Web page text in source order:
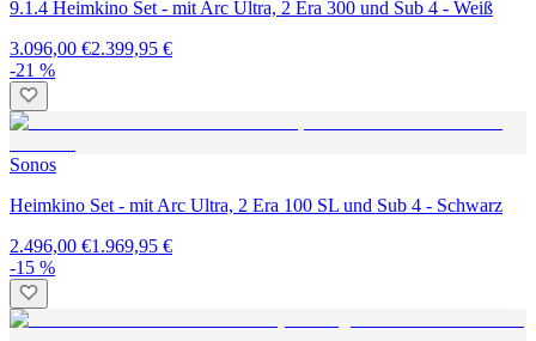
9.1.4 Heimkino Set - mit Arc Ultra, 2 Era 300 und Sub 4 - Weiß
3.096,00 €2.399,95 €
-21 %
Sonos
Heimkino Set - mit Arc Ultra, 2 Era 100 SL und Sub 4 - Schwarz
2.496,00 €1.969,95 €
-15 %